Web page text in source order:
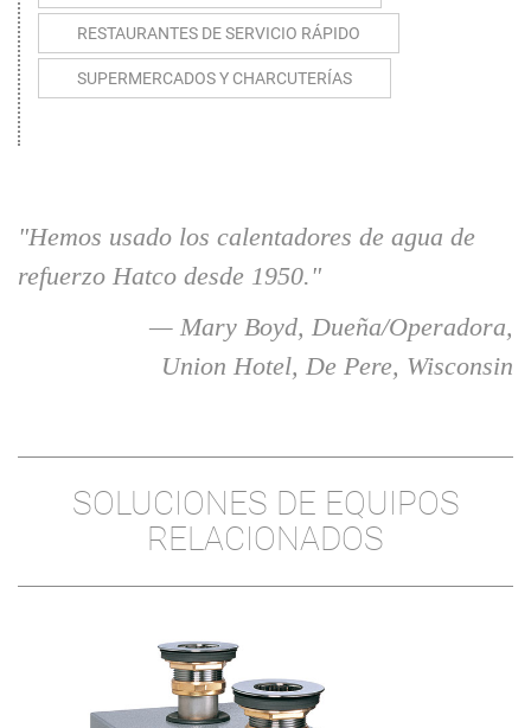
RESTAURANTES DE SERVICIO RÁPIDO
SUPERMERCADOS Y CHARCUTERÍAS
"Hemos usado los calentadores de agua de
refuerzo Hatco desde 1950."
— Mary Boyd, Dueña/Operadora,
Union Hotel, De Pere, Wisconsin
SOLUCIONES DE EQUIPOS
RELACIONADOS